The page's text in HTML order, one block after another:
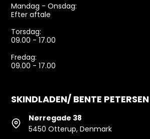
Mandag - Onsdag:
Efter aftale
Torsdag:
09.00 - 17.00
Fredag:
09.00 - 17.00
SKINDLADEN/ BENTE PETERSEN
Nørregade 38
5450 Otterup, Denmark